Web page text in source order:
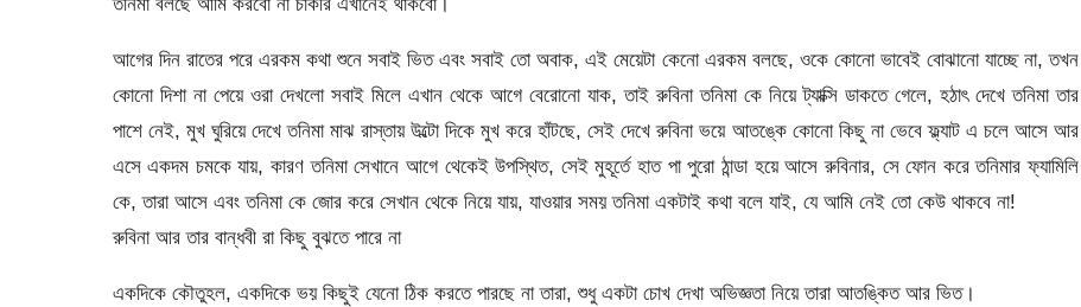
আগের দিন রাতের পরে এরকম কথা শুনে সবাই ভিত এবং সবাই তো অবাক, এই মেয়েটা কেনো এরকম বলছে, ওকে কোনো ভাবেই বোঝানো যাচ্ছে না, তখন
কোনো দিশা না পেয়ে ওরা দেখলো সবাই মিলে এখান থেকে আগে বেরোনো যাক, তাই রুবিনা তনিমা কে নিয়ে ট্যাক্সি ডাকতে গেলে, হঠাৎ দেখে তনিমা তার
পাশে নেই, মুখ ঘুরিয়ে দেখে তনিমা মাঝ রাস্তায় উল্টো দিকে মুখ করে হাঁটছে, সেই দেখে রুবিনা ভয়ে আতঙ্কে কোনো কিছু না ভেবে ফ্ল্যাট এ চলে আসে আর
এসে একদম চমকে যায়, কারণ তনিমা সেখানে আগে থেকেই উপস্থিত, সেই মুহূর্তে হাত পা পুরো ঠান্ডা হয়ে আসে রুবিনার, সে ফোন করে তনিমার ফ্যামিলি
কে, তারা আসে এবং তনিমা কে জোর করে সেখান থেকে নিয়ে যায়, যাওয়ার সময় তনিমা একটাই কথা বলে যাই, যে আমি নেই তো কেউ থাকবে না!
রুবিনা আর তার বান্ধবী রা কিছু বুঝতে পারে না
একদিকে কৌতুহল, একদিকে ভয় কিছুই যেনো ঠিক করতে পারছে না তারা, শুধু একটা চোখ দেখা অভিজ্ঞতা নিয়ে তারা আতঙ্কিত আর ভিত।